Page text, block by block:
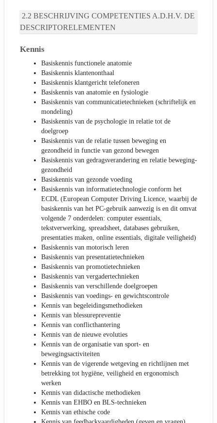
BESCHRIJVING COMPETENTIES A.D.H.V. DE
DESCRIPTORELEMENTEN
Kennis
Basiskennis functionele anatomie
Basiskennis klantenonthaal
Basiskennis klantgericht telefoneren
Basiskennis van anatomie en fysiologie
Basiskennis van communicatietechnieken (schriftelijk en
mondeling)
Basiskennis van de psychologie in relatie tot de
doelgroep
Basiskennis van de relatie tussen beweging en
gezondheid in functie van gezond bewegen
Basiskennis van gedragsverandering en relatie beweging-
gezondheid
Basiskennis van gezonde voeding
Basiskennis van informatietechnologie conform het
ECDL (European Computer Driving Licence, waarbij de
basiskennis van het PC-gebruik aanwezig is en dit omvat
volgende 7 onderdelen: computer essentials,
tekstverwerking, spreadsheet, databases gebruiken,
presentaties maken, online essentials, digitale veiligheid)
Basiskennis van motorisch leren
Basiskennis van presentatietechnieken
Basiskennis van promotietechnieken
Basiskennis van vergadertechnieken
Basiskennis van verschillende doelgroepen
Basiskennis van voedings- en gewichtscontrole
Kennis van begeleidingsmethodieken
Kennis van blessurepreventie
Kennis van conflicthantering
Kennis van de nieuwe evoluties
Kennis van de organisatie van sport- en
bewegingsactiviteiten
Kennis van de vigerende wetgeving en richtlijnen met
betrekking tot hygiëne, veiligheid en ergonomisch
werken
Kennis van didactische methodieken
Kennis van EHBO en BLS-technieken
Kennis van ethische code